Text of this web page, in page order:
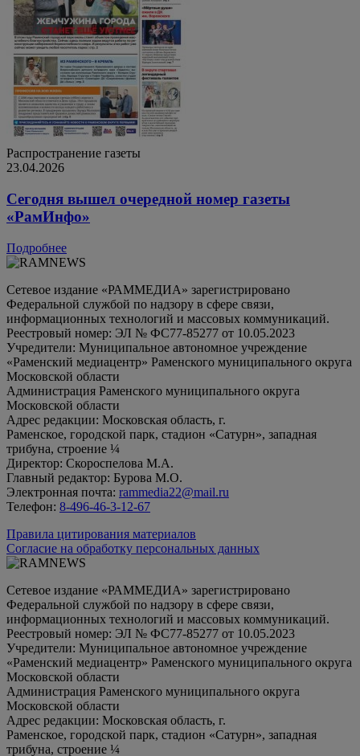
Распространение газеты
23.04.2026
Сегодня вышел очередной номер газеты
«РамИнфо»
Подробнее
Сетевое издание «РАММЕДИА» зарегистрировано
Федеральной службой по надзору в сфере связи,
информационных технологий и массовых коммуникаций.
Реестровый номер: ЭЛ № ФС77-85277 от 10.05.2023
Учредители: Муниципальное автономное учреждение
«Раменский медиацентр» Раменского муниципального округа
Московской области
Администрация Раменского муниципального округа
Московской области
Адрес редакции: Московская область, г.
Раменское, городской парк, стадион «Сатурн», западная
трибуна, строение ¼
Директор: Скороспелова М.А.
Главный редактор: Бурова М.О.
Электронная почта: rammedia22@mail.ru
Телефон: 8-496-46-3-12-67
Правила цитирования материалов
Согласие на обработку персональных данных
Сетевое издание «РАММЕДИА» зарегистрировано
Федеральной службой по надзору в сфере связи,
информационных технологий и массовых коммуникаций.
Реестровый номер: ЭЛ № ФС77-85277 от 10.05.2023
Учредители: Муниципальное автономное учреждение
«Раменский медиацентр» Раменского муниципального округа
Московской области
Администрация Раменского муниципального округа
Московской области
Адрес редакции: Московская область, г.
Раменское, городской парк, стадион «Сатурн», западная
трибуна, строение ¼